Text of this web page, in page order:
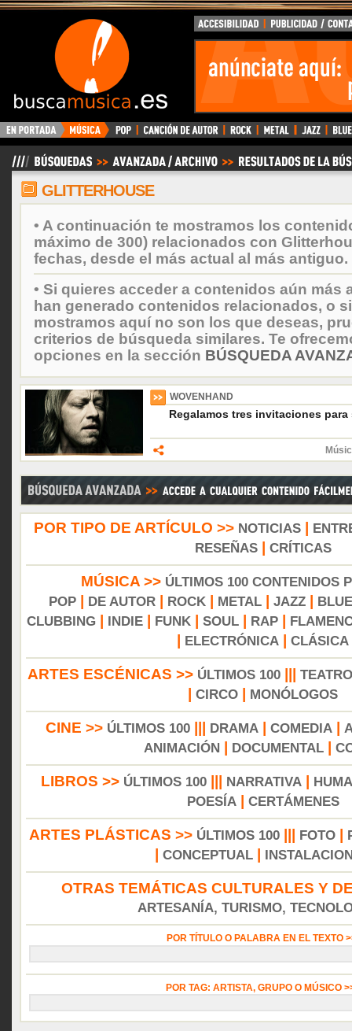
BuscaMusica.es
GLITTERHOUSE
• A continuación te mostramos los
máximo de 300) relacionados con
fechas, desde el más actual al más antiguo.
• Si quieres acceder a contenidos aún más
han generado contenidos relacionados, o
mostramos aquí no son los que deseas,
criterios de búsqueda similares. Te
opciones en la sección BÚSQUEDA
WOVENHAND
Regalamos tres invitaciones
POR TIPO DE ARTÍCULO >> NOTICIAS|
RESEÑAS| CRÍTICAS
MÚSICA >> ÚLTIMOS 100 CONTENIDOS
POP
DE AUTOR ROCK METAL JAZZ
CLUBBING
INDIE FUNK SOUL RAP
ELECTRÓNICA CLÁSICA
ARTES ESCÉNICAS >> ÚLTIMOS 100||| TEATRO
CIRCO MONÓLOGOS
CINE >> ÚLTIMOS 100 DRAMA COMEDIA
ANIMACIÓN
DOCUMENTAL|
LIBROS >> ÚLTIMOS 100 NARRATIVA
POESÍA| CERTÁMENES
ARTES PLÁSTICAS >> ÚLTIMOS 100 FOTO
CONCEPTUAL
OTRAS TEMÁTICAS CULTURALES Y
ARTESANÍA, TURISMO,
POR TÍTULO O PALABRA EN EL TEXTO
POR TAG: ARTISTA, GRUPO O MÚSICO